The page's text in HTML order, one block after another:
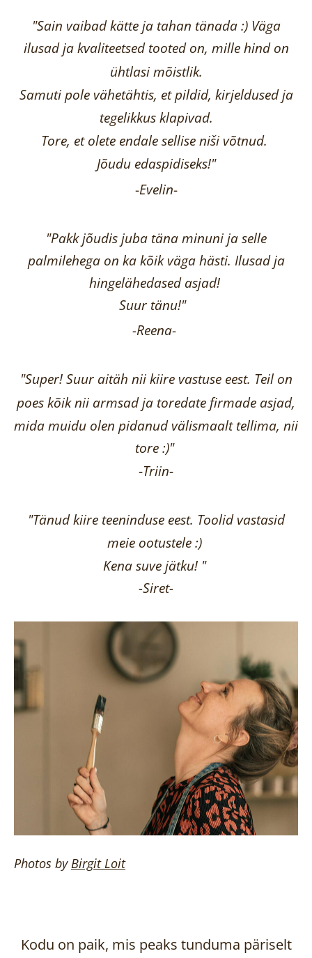
"Sain vaibad kätte ja tahan tänada :) Väga
ilusad ja kvaliteetsed tooted on, mille hind on
ühtlasi mõistlik.
Samuti pole vähetähtis, et pildid, kirjeldused ja
tegelikkus klapivad.
Tore, et olete endale sellise niši võtnud.
Jõudu edaspidiseks!"
-Evelin-
"Pakk jõudis juba täna minuni ja selle
palmilehega on ka kõik väga hästi. Ilusad ja
hingelähedased asjad!
Suur tänu!"
-Reena-
"Super! Suur aitäh nii kiire vastuse eest. Teil on
poes kõik nii armsad ja toredate firmade asjad,
mida muidu olen pidanud välismaalt tellima, nii
tore :)"
-Triin-
"Tänud kiire teeninduse eest. Toolid vastasid
meie ootustele :)
Kena suve jätku! "
-Siret-
Photos byBirgitLoit
Kodu on paik, mis peaks tunduma päriselt